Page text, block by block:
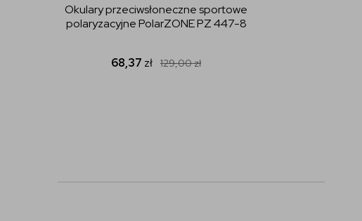
Okulary przeciwsłoneczne sportowe
polaryzacyjne PolarZONE PZ 447-8
68,37 zł 129,00zł